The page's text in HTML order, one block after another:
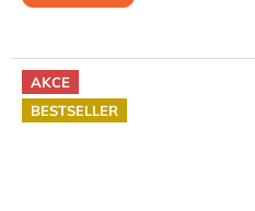
AKCE
BESTSELLER